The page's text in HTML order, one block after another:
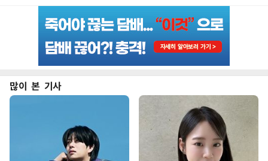
많이 본 기사